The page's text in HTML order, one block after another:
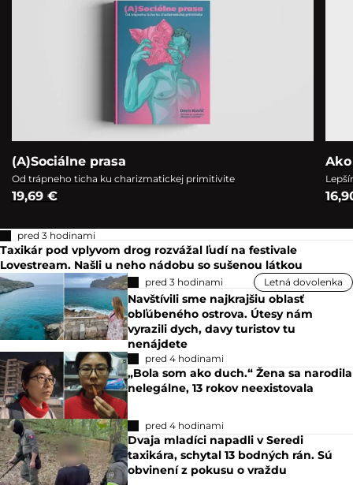
(A)Sociálne prasa
Od trápneho ticha ku charizmatickej primitivite
19,69 €
pred 3 hodinami
Taxikár pod vplyvom drog rozvážal ľudí na festivale
Lovestream. Našli u neho nádobu so sušenou látkou
pred 3 hodinami Letná dovolenka
Navštívili sme najkrajšiu oblasť
obľúbeného ostrova. Útesy nám
vyrazili dych, davy turistov tu
nenájdete
pred 4 hodinami
„Bola som ako duch.“ Žena sa narodila
nelegálne, 13 rokov neexistovala
pred 4 hodinami
Dvaja mladíci napadli v Seredi
taxikára, schytal 13 bodných rán. Sú
obvinení z pokusu o vraždu